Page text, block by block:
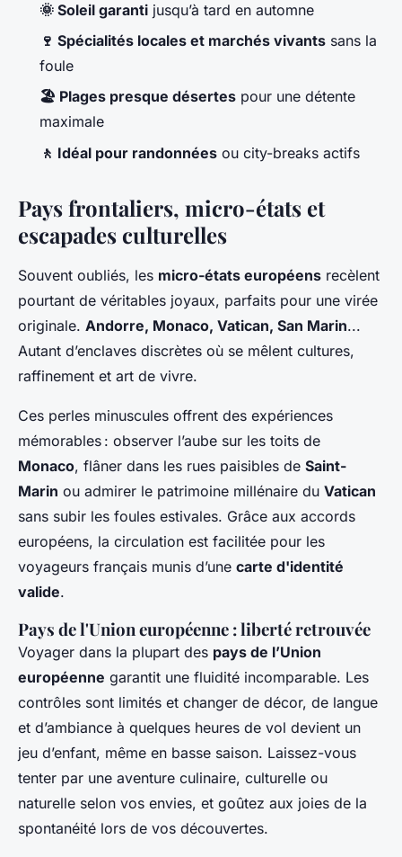
🌞 Soleil garanti jusqu’à tard en automne
🍷 Spécialités locales et marchés vivants sans la
foule
🏖️ Plages presque désertes pour une détente
maximale
🚶 Idéal pour randonnées ou city-breaks actifs
Pays frontaliers, micro-états et
escapades culturelles
Souvent oubliés, les micro-états européens recèlent
pourtant de véritables joyaux, parfaits pour une virée
originale. Andorre, Monaco, Vatican, San Marin...
Autant d’enclaves discrètes où se mêlent cultures,
raffinement et art de vivre.
Ces perles minuscules offrent des expériences
mémorables : observer l’aube sur les toits de
Monaco, flâner dans les rues paisibles de Saint-
Marin ou admirer le patrimoine millénaire du Vatican
sans subir les foules estivales. Grâce aux accords
européens, la circulation est facilitée pour les
voyageurs français munis d’une carte d'identité
valide.
Pays de l'Union européenne : liberté retrouvée
Voyager dans la plupart des pays de l’Union
européenne garantit une fluidité incomparable. Les
contrôles sont limités et changer de décor, de langue
et d’ambiance à quelques heures de vol devient un
jeu d’enfant, même en basse saison. Laissez-vous
tenter par une aventure culinaire, culturelle ou
naturelle selon vos envies, et goûtez aux joies de la
spontanéité lors de vos découvertes.